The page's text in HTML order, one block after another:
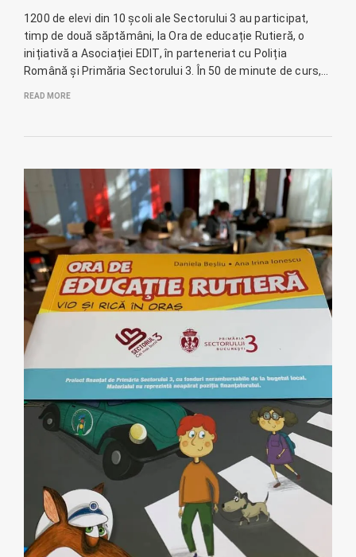
1200 de elevi din 10 școli ale Sectorului 3 au participat,
timp de două săptămâni, la Ora de educație Rutieră, o
inițiativă a Asociației EDIT, în parteneriat cu Poliția
Română și Primăria Sectorului 3. În 50 de minute de curs,…
READ MORE